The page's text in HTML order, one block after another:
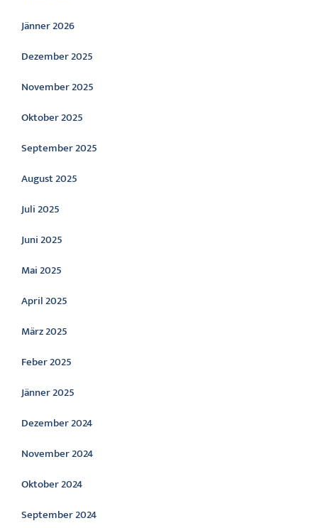
Jänner 2026
Dezember 2025
November 2025
Oktober 2025
September 2025
August 2025
Juli 2025
Juni 2025
Mai 2025
April 2025
März 2025
Feber 2025
Jänner 2025
Dezember 2024
November 2024
Oktober 2024
September 2024